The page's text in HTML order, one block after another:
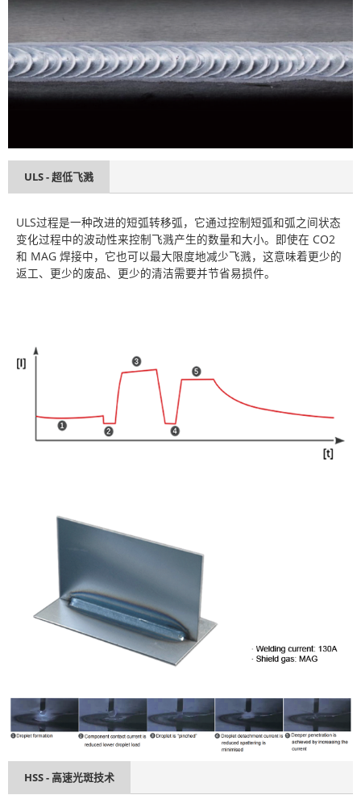
ULS - 超低飞溅
ULS过程是一种改进的短弧转移弧，它通过控制短弧和弧之间状态
变化过程中的波动性来控制飞溅产生的数量和大小。即使在 CO2
和 MAG 焊接中，它也可以最大限度地减少飞溅，这意味着更少的
返工、更少的废品、更少的清洁需要并节省易损件。
HSS - 高速光斑技术